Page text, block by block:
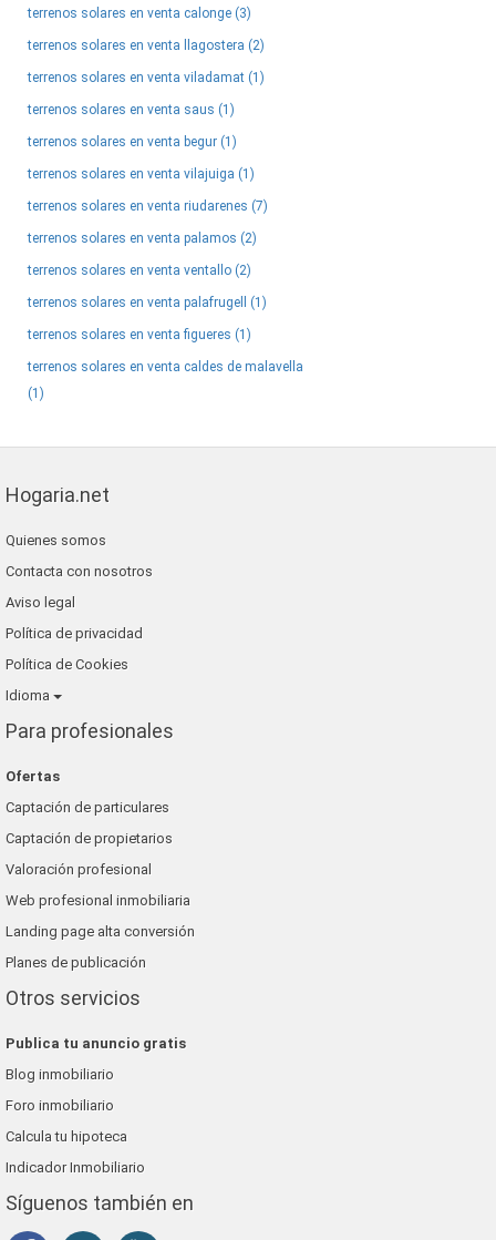
terrenos solares en venta calonge (3)
terrenos solares en venta llagostera (2)
terrenos solares en venta viladamat (1)
terrenos solares en venta saus (1)
terrenos solares en venta begur (1)
terrenos solares en venta vilajuiga (1)
terrenos solares en venta riudarenes (7)
terrenos solares en venta palamos (2)
terrenos solares en venta ventallo (2)
terrenos solares en venta palafrugell (1)
terrenos solares en venta figueres (1)
terrenos solares en venta caldes de malavella
(1)
Hogaria.net
Quienes somos
Contacta con nosotros
Aviso legal
Política de privacidad
Política de Cookies
Idioma
Para profesionales
Ofertas
Captación de particulares
Captación de propietarios
Valoración profesional
Web profesional inmobiliaria
Landing page alta conversión
Planes de publicación
Otros servicios
Publica tu anuncio gratis
Blog inmobiliario
Foro inmobiliario
Calcula tu hipoteca
Indicador Inmobiliario
Síguenos también en